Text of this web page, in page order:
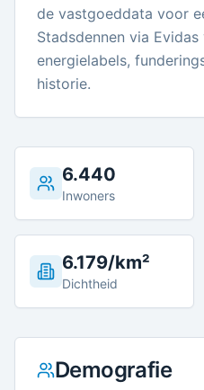
de vastgoeddata voor
Stadsdennen via
energielabels,
historie.
6.440
Inwoners
6.179/km²
Dichtheid
Demografie